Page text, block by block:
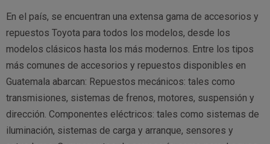
En el país, se encuentran una extensa gama de accesorios y
repuestos Toyota para todos los modelos, desde los
modelos clásicos hasta los más modernos. Entre los tipos
más comunes de accesorios y repuestos disponibles en
Guatemala abarcan: Repuestos mecánicos: tales como
transmisiones, sistemas de frenos, motores, suspensión y
dirección. Componentes eléctricos: tales como sistemas de
iluminación, sistemas de carga y arranque, sensores y